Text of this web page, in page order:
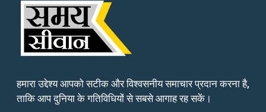
हमारा उद्देश्य आपको सटीक और विश्वसनीय समाचार प्रदान करना है,
ताकि आप दुनिया के गतिविधियों से सबसे आगाह रह सकें।